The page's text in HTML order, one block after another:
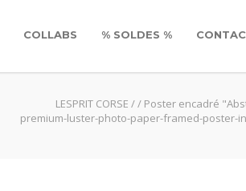
COLLABS % SOLDES %
LESPRIT CORSE // Poster encadré
premium-luster-photo-paper-framed-poster-